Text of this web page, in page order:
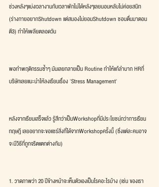
ช่วงหลังๆแบ่งเวลางานกับเวลาพักไม่ได้หลังๆเลยนอนหลับไม่ค่อยสนิท
(ร่างกายอยากShutdown แต่สมองไม่ยอมShutdown ชอบตื่นมาตอน
ตี3) ทำให้เพลียตลอดวัน
พอทำพฤติกรรมซ้ำๆ มันเลยกลายเป็น Routine ทำให้แก้ลำบาก HRที่
บริษัทเลยแนะนำให้ลงเรียนเรื่อง 'Stress Management'
หลังจากเรียนเสร็จแล้ว รู้สึกว่าเป็นWorkshopที่มีประโยชน์กว่าการเรียน
ทฤษฎี เลยอยากจะขอแชร์สิ่งที่ได้จากWorkshopครั้งนี้ (ซึ่งแต่ละคนอาจ
จะมีวิธีที่ถูกจริตแตกต่างกัน)
1. วาดภาพว่า 20 ปีข้างหน้าจะเห็นตัวเองเป็นโรคอะไรบ้าง (เช่น ของเรา